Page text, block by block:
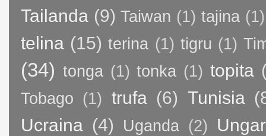
Tailanda (9) Taiwan (1) tajina (1)
telina (15) terina (1) tigru (1)
(34) tonga (1) tonka (1) topita
Tobago (1) trufa (6) Tunisia
Ucraina (4) Uganda (2)